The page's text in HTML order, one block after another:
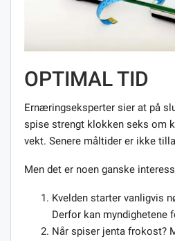
OPTIMAL TID
Ernæringseksperter sier at på
spise strengt klokken seks om
vekt. Senere måltider er ikke
Men det er noen ganske
Kvelden starter vanligvis
Derfor kan myndighetene
Når spiser jenta frokost?